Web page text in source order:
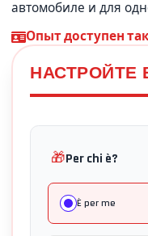
автомобиле и для
Опыт доступен
🎁Per chi è?
È per me